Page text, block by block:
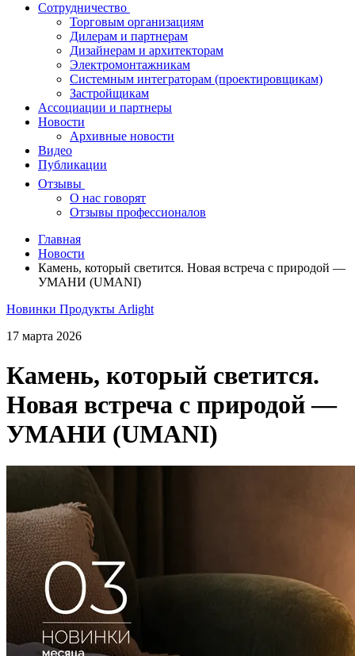
Сотрудничество
Торговым организациям
Дилерам и партнерам
Дизайнерам и архитекторам
Электромонтажникам
Системным интеграторам (проектировщикам)
Застройщикам
Ассоциации и партнеры
Новости
Архивные новости
Видео
Публикации
Отзывы
О нас говорят
Отзывы профессионалов
Главная
Новости
Камень, который светится. Новая встреча с природой —
УМАНИ (UMANI)
Новинки Продукты Arlight
17 марта 2026
Камень, который светится.
Новая встреча с природой —
УМАНИ (UMANI)